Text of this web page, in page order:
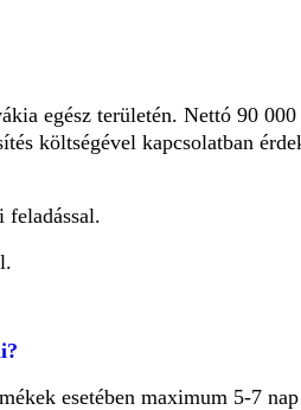
egész területén. Nettó 90
költségével kapcsolatban
feladással.
esetében maximum 5-7